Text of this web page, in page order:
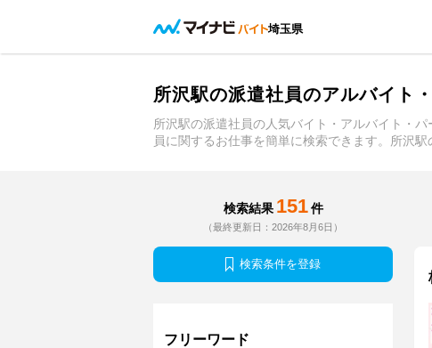
埼玉県
所沢駅の派遣社員のアルバイト
所沢駅の派遣社員の人気バイト・アルバイト・
員に関するお仕事を簡単に検索できます。所沢
検索結果 151 件
（最終更新日：2026年8月6日）
検索条件を登録
フリーワード